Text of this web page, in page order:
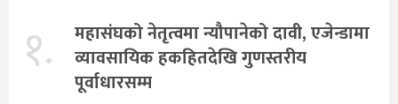
१.
महासंघको नेतृत्वमा न्यौपानेको दावी, एजेन्डामा
व्यावसायिक हकहितदेखि गुणस्तरीय
पूर्वाधारसम्म